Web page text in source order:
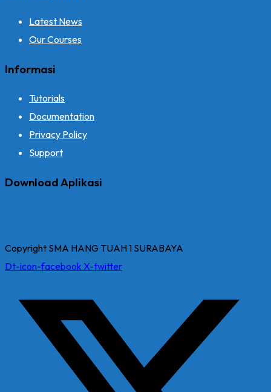
Latest News
Our Courses
Informasi
Tutorials
Documentation
Privacy Policy
Support
Download Aplikasi
Copyright SMA HANG TUAH 1 SURABAYA
Dt-icon-facebook X-twitter